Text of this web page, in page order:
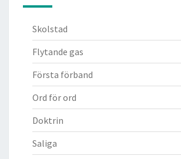
Skolstad
Flytande gas
Första förband
Ord för ord
Doktrin
Saliga